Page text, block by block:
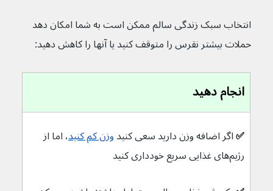
انتخاب سبک زندگی سالم ممکن است به شما امکان دهد
حملات بیشتر نقرس را متوقف کنید یا آنها را کاهش دهید:
انجام دهید
✅ اگر اضافه وزن دارید سعی کنید وزن کم کنید، اما از
رژیم‌های غذایی سریع خودداری کنید